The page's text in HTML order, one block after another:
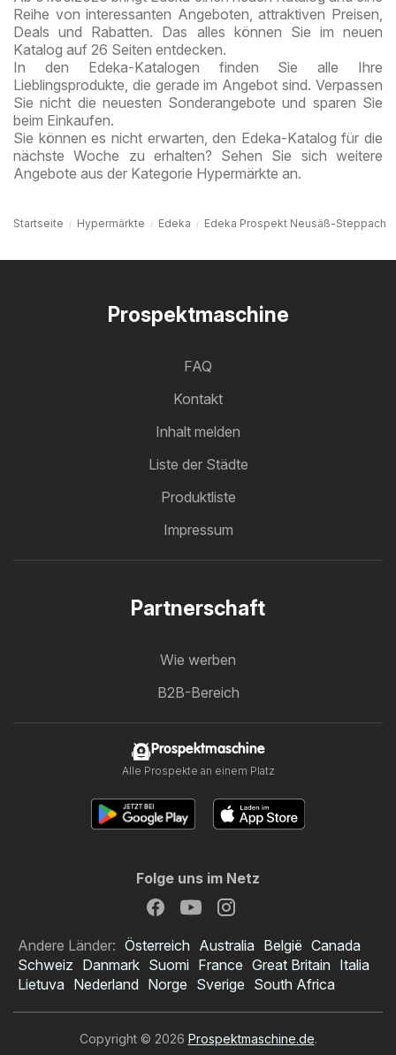
Reihe von interessanten Angeboten, attraktiven Preisen,
Deals und Rabatten. Das alles können Sie im neuen
Katalog auf 26 Seiten entdecken.
In den Edeka-Katalogen finden Sie alle Ihre
Lieblingsprodukte, die gerade im Angebot sind. Verpassen
Sie nicht die neuesten Sonderangebote und sparen Sie
beim Einkaufen.
Sie können es nicht erwarten, den Edeka-Katalog für die
nächste Woche zu erhalten? Sehen Sie sich weitere
Angebote aus der Kategorie Hypermärkte an.
Startseite Hypermärkte Edeka Edeka Prospekt Neusäß-Steppach
Prospektmaschine
FAQ
Kontakt
Inhalt melden
Liste der Städte
Produktliste
Impressum
Partnerschaft
Wie werben
B2B-Bereich
Prospektmaschine
Alle Prospekte an einem Platz
Folge uns im Netz
Andere Länder: Österreich Australia België Canada
Schweiz Danmark Suomi France Great Britain Italia
Lietuva Nederland Norge Sverige South Africa
Copyright © 2026 Prospektmaschine.de.